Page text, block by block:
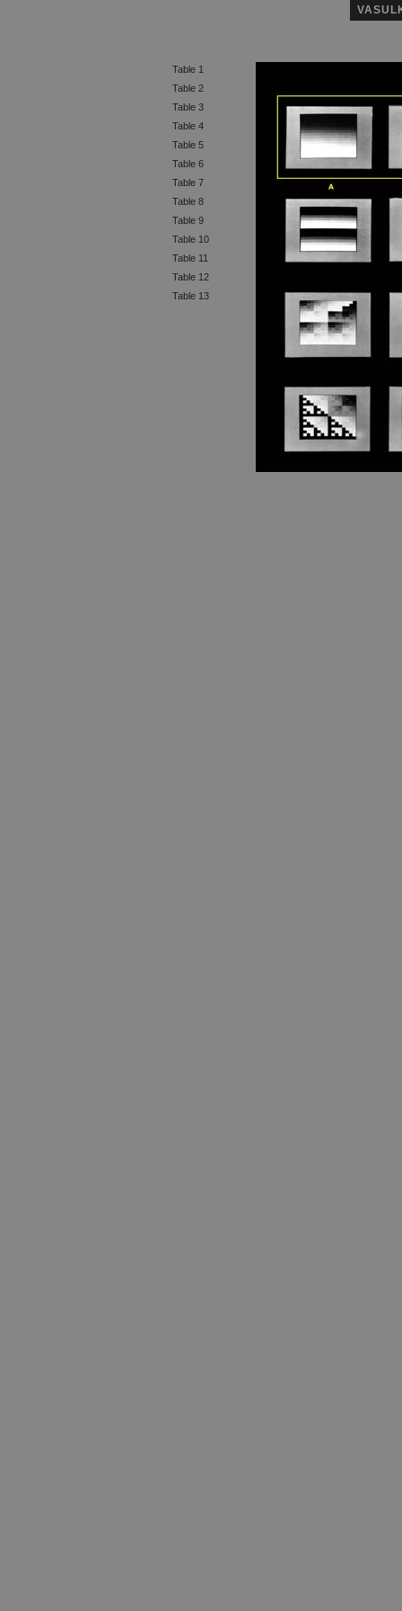
Table 1
Table 2
Table 3
Table 4
Table 5
Table 6
Table 7
Table 8
Table 9
Table 10
Table 11
Table 12
Table 13